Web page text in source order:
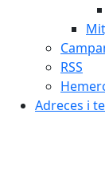
RSS
Adreces i